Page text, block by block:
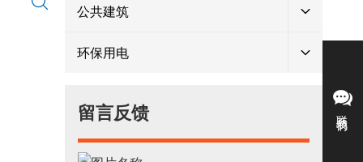
公共建筑
环保用电
留言反馈